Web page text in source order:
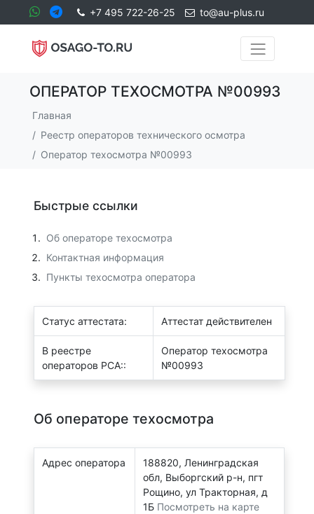
+7 495 722-26-25 to@au-plus.ru
ОПЕРАТОР ТЕХОСМОТРА №00993
Главная
Реестр операторов технического осмотра
Оператор техосмотра №00993
Быстрые ссылки
Об операторе техосмотра
Контактная информация
Пункты техосмотра оператора
Статус аттестата: Аттестат действителен
В реестре
операторов РСА::
Оператор техосмотра
№00993
Об операторе техосмотра
Адрес оператора
188820, Ленинградская
обл, Выборгский р-н, пгт
Рощино, ул Тракторная, д
1Б Посмотреть на карте